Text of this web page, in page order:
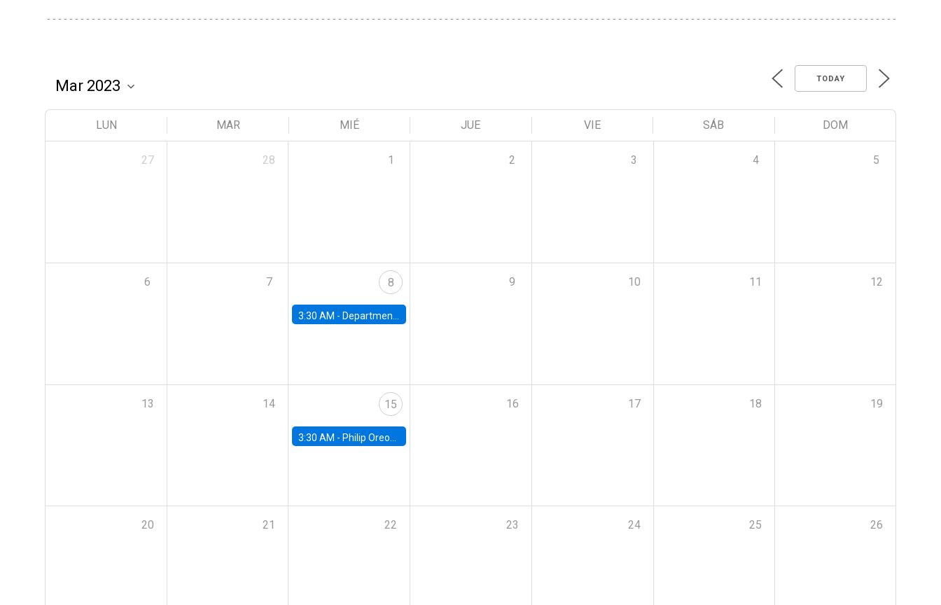
TODAY
LUN MAR MIÉ JUE VIE SÁB DOM
27 28 1 2 3 4 5
6 7 8
3:30 AM - Department Seminar: James Robinson
9 10 11 12
13 14 15
3:30 AM - Philip Oreopolous, University of Toronto
16 17 18 19
20 21 22 23 24 25 26